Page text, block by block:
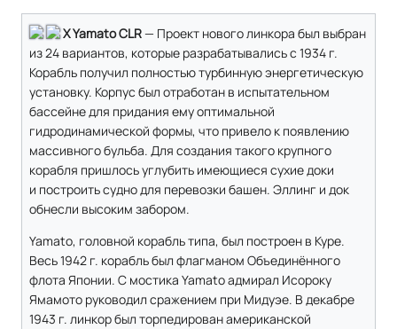
X Yamato CLR— Проект нового линкора был выбран
из 24 вариантов, которые разрабатывались с 1934 г.
Корабль получил полностью турбинную энергетическую
установку. Корпус был отработан в испытательном
бассейне для придания ему оптимальной
гидродинамической формы, что привело к появлению
массивного бульба. Для создания такого крупного
корабля пришлось углубить имеющиеся сухие доки
и построить судно для перевозки башен. Эллинг и док
обнесли высоким забором.
Yamato, головной корабль типа, был построен в Куре.
Весь 1942 г. корабль был флагманом Объединённого
флота Японии. С мостика Yamato адмирал Исороку
Ямамото руководил сражением при Мидуэе. В декабре
1943 г. линкор был торпедирован американской